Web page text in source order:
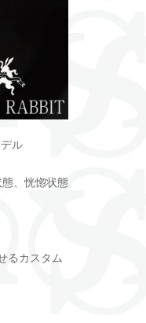
ル
、恍惚状態
るカスタム